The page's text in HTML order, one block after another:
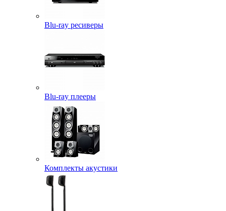
Blu-ray ресиверы
Blu-ray плееры
Комплекты акустики